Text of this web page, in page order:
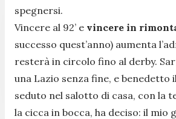
spegnersi.
Vincere al 92’ e vincere in
successo quest’anno) aumenta
resterà in circolo fino al derby.
una Lazio senza fine, e benedetto
seduto nel salotto di casa, con la
la cicca in bocca, ha deciso: il mio